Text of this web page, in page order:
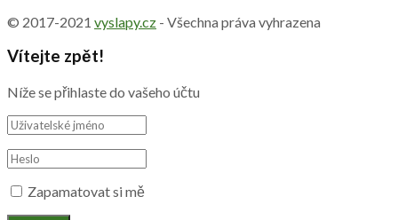
© 2017-2021 vyslapy.cz - Všechna práva vyhrazena
Vítejte zpět!
Níže se přihlaste do vašeho účtu
Zapamatovat si mě